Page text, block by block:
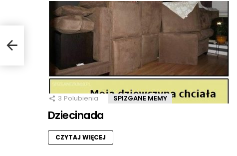
3 Polubienia SPIZGANE MEMY
Dziecinada
CZYTAJ WIĘCEJ